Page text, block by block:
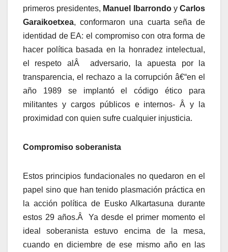
primeros presidentes, Manuel IbarrondoyCarlos
Garaikoetxea, conformaron una cuarta seña de
identidad de EA: el compromiso con otra forma de
hacer polí­tica basada en la honradez intelectual,
el respeto alÂ adversario, la apuesta por la
transparencia, el rechazo a la corrupción â€“en el
año 1989 se implantó el código ético para
militantes y cargos públicos e internos- Â y la
proximidad con quien sufre cualquier injusticia.
Compromiso soberanista
Estos principios fundacionales no quedaron en el
papel sino que han tenido plasmación práctica en
la acción polí­tica de Eusko Alkartasuna durante
estos 29 años.Â Ya desde el primer momento el
ideal soberanista estuvo encima de la mesa,
cuando en diciembre de ese mismo año en las